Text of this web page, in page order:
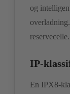
og
reservecelle.
IP-
En IPX8-